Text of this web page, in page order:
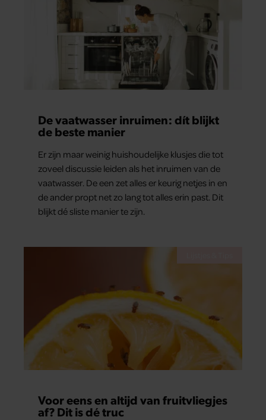
De vaatwasser inruimen: dít blijkt
de beste manier
Er zijn maar weinig huishoudelijke klusjes die tot
zoveel discussie leiden als het inruimen van de
vaatwasser. De een zet alles er keurig netjes in en
de ander propt net zo lang tot alles erin past. Dit
blijkt dé sliste manier te zijn.
Voor eens en altijd van fruitvliegjes
af? Dit is dé truc